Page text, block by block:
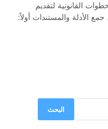
القانونية لتقديم
شكوى ضد مستوصف خاص 1. جمع الأدلة والمستندات أولاً:
البحث